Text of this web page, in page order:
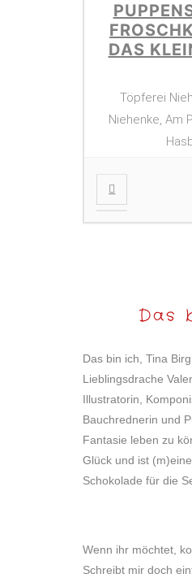
DAS
Töpferei
Niehenke, Am
Das
Das bin ich, Tina
Lieblingsdrache
Illustratorin,
Bauchrednerin und
Fantasie leben zu
Glück und ist
Schokolade für die
Wenn ihr möchtet,
Schreibt mir doch